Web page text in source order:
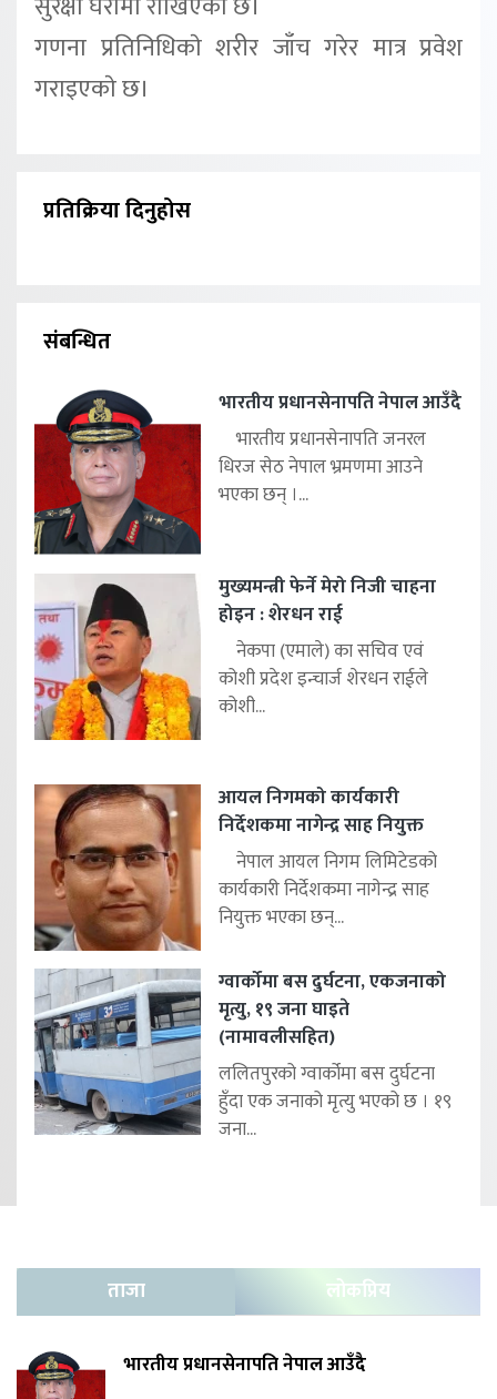
गणना प्रतिनिधिकाे शरीर जाँच गरेर मात्र प्रवेश
गराइएकाे छ।
प्रतिक्रिया दिनुहोस
संबन्धित
भारतीय प्रधानसेनापति नेपाल आउँदै
भारतीय प्रधानसेनापति जनरल
धिरज सेठ नेपाल भ्रमणमा आउने
भएका छन् ।...
मुख्यमन्त्री फेर्ने मेरो निजी चाहना
होइन : शेरधन राई
नेकपा (एमाले) का सचिव एवं
कोशी प्रदेश इन्चार्ज शेरधन राईले
कोशी...
आयल निगमको कार्यकारी
निर्देशकमा नागेन्द्र साह नियुक्त
नेपाल आयल निगम लिमिटेडको
कार्यकारी निर्देशकमा नागेन्द्र साह
नियुक्त भएका छन्...
ग्वार्कोमा बस दुर्घटना, एकजनाको
मृत्यु, १९ जना घाइते
(नामावलीसहित)
ललितपुरको ग्वार्कोमा बस दुर्घटना
हुँदा एक जनाको मृत्यु भएको छ । १९
जना...
ताजा लोकप्रिय
भारतीय प्रधानसेनापति नेपाल आउँदै